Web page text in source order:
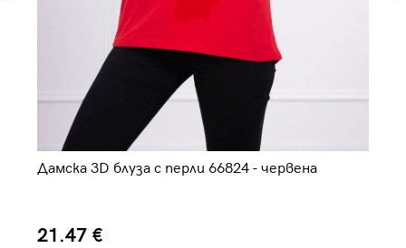
Дамска 3D блуза с перли 66824 - червена
21.47 €